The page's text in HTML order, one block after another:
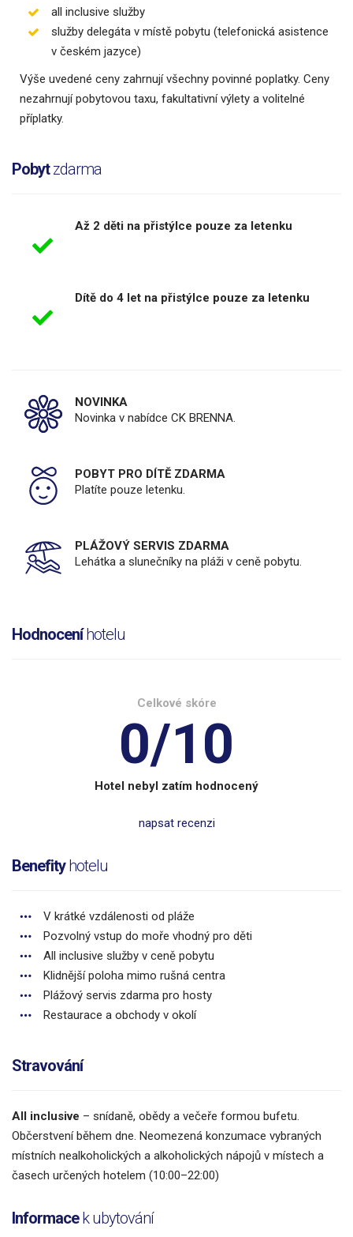
all inclusive služby
služby delegáta v místě pobytu (telefonická asistence
v českém jazyce)
Výše uvedené ceny zahrnují všechny povinné poplatky. Ceny
nezahrnují pobytovou taxu, fakultativní výlety a volitelné
příplatky.
Pobytzdarma
Až 2 děti na přistýlce pouze za letenku
Dítě do 4 let na přistýlce pouze za letenku
NOVINKA
Novinka v nabídce CK BRENNA.
POBYT PRO DÍTĚ ZDARMA
Platíte pouze letenku.
PLÁŽOVÝ SERVIS ZDARMA
Lehátka a slunečníky na pláži v ceně pobytu.
Hodnoceníhotelu
Celkové skóre
0/10
Hotel nebyl zatím hodnocený
napsat recenzi
Benefityhotelu
V krátké vzdálenosti od pláže
Pozvolný vstup do moře vhodný pro děti
All inclusive služby v ceně pobytu
Klidnější poloha mimo rušná centra
Plážový servis zdarma pro hosty
Restaurace a obchody v okolí
Stravování
All inclusive – snídaně, obědy a večeře formou bufetu.
Občerstvení během dne. Neomezená konzumace vybraných
místních nealkoholických a alkoholických nápojů v místech a
časech určených hotelem (10:00–22:00)
Informacek ubytování